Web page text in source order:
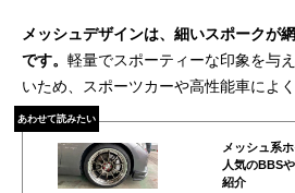
メッシュデザインは、細いスポークが
です。 軽量でスポーティーな印象を与
いため、スポーツカーや高性能車によ
あわせて読みたい
メッシュ系
人気のBBS
紹介